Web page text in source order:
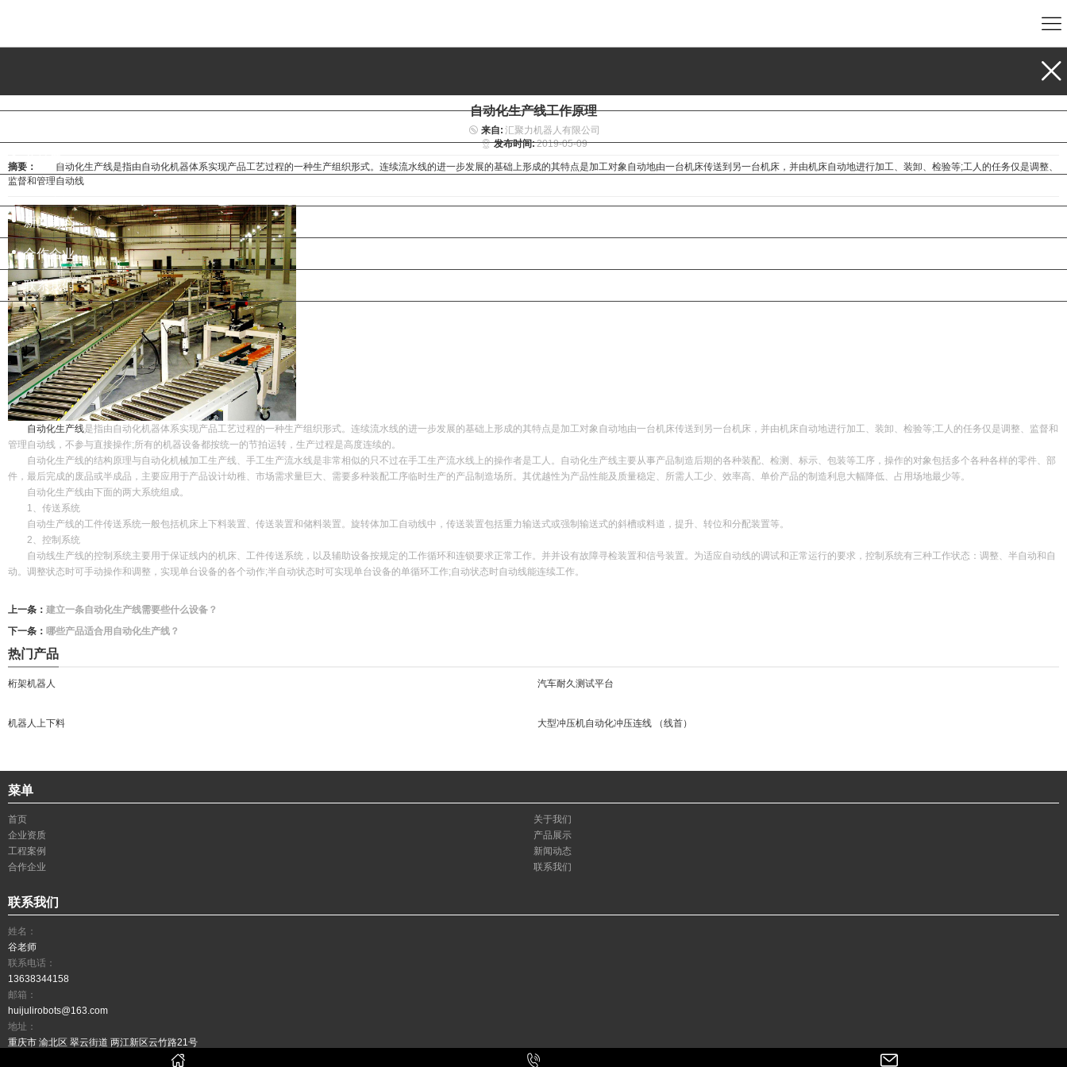
关于我们
工程案例
新闻动态
合作企业
联系我们
自动化生产线工作原理
来自: 汇聚力机器人有限公司
发布时间:2019-05-09
摘要：
自动化生产线是指由自动化机器体系实现产品工艺过程的一种生产组织形式。连续流水线的进一步发展的基础上形成的其特点是加工对象自动地由一台机床传送到另一台机床，并由机床自动地进行加工、装卸、检验等;工人的任务仅是调整、
监督和管理自动线
自动化生产线是指由自动化机器体系实现产品工艺过程的一种生产组织形式。连续流水线的进一步发展的基础上形成的其特点是加工对象自动地由一台机床传送到另一台机床，并由机床自动地进行加工、装卸、检验等;工人的任务仅是调整、监督和
管理自动线，不参与直接操作;所有的机器设备都按统一的节拍运转，生产过程是高度连续的。
自动化生产线的结构原理与自动化机械加工生产线、手工生产流水线是非常相似的只不过在手工生产流水线上的操作者是工人。自动化生产线主要从事产品制造后期的各种装配、检测、标示、包装等工序，操作的对象包括多个各种各样的零件、部
件，最后完成的废品或半成品，主要应用于产品设计幼稚、市场需求量巨大、需要多种装配工序临时生产的产品制造场所。其优越性为产品性能及质量稳定、所需人工少、效率高、单价产品的制造利息大幅降低、占用场地最少等。
自动化生产线由下面的两大系统组成。
1、传送系统
自动生产线的工件传送系统一般包括机床上下料装置、传送装置和储料装置。旋转体加工自动线中，传送装置包括重力输送式或强制输送式的斜槽或料道，提升、转位和分配装置等。
2、控制系统
自动线生产线的控制系统主要用于保证线内的机床、工件传送系统，以及辅助设备按规定的工作循环和连锁要求正常工作。并并设有故障寻检装置和信号装置。为适应自动线的调试和正常运行的要求，控制系统有三种工作状态：调整、半自动和自
动。调整状态时可手动操作和调整，实现单台设备的各个动作;半自动状态时可实现单台设备的单循环工作;自动状态时自动线能连续工作。
上一条： 建立一条自动化生产线需要些什么设备？
下一条： 哪些产品适合用自动化生产线？
热门产品
桁架机器人 汽车耐久测试平台
机器人上下料 大型冲压机自动化冲压连线 （线首）
菜单
首页
关于我们
企业资质
产品展示
工程案例
新闻动态
合作企业
联系我们
联系我们
姓名：
谷老师
联系电话：
13638344158
邮箱：
huijulirobots@163.com
地址：
重庆市 渝北区 翠云街道 两江新区云竹路21号